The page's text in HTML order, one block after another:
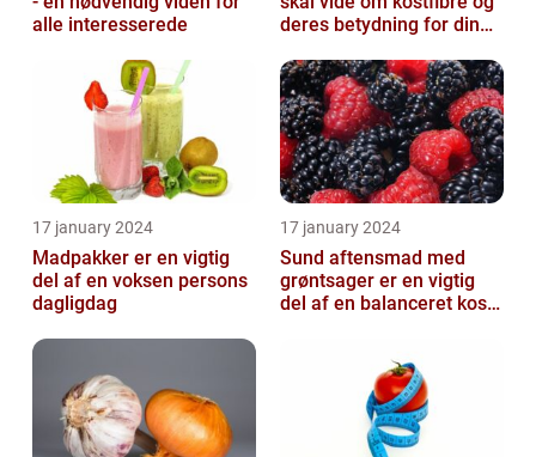
alle interesserede
deres betydning for din
17 january 2024
Madpakker er en vigtig
del af en voksen persons
dagligdag
17 january 2024
Sund aftensmad med
grøntsager er en vigtig
del af en balanceret kost,